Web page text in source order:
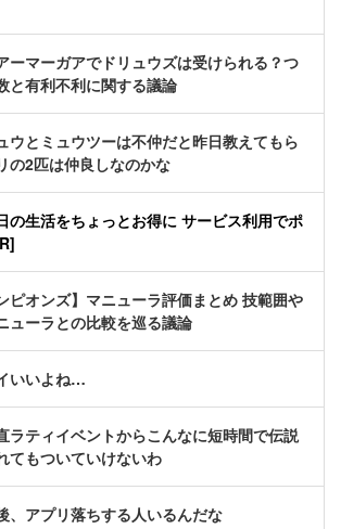
ーマーガアでドリュウズは受けられる？つ
と有利不利に関する議論
ウとミュウツーは不仲だと昨日教えてもら
の2匹は仲良しなのかな
の生活をちょっとお得に サービス利用でポ
ピオンズ】マニューラ評価まとめ 技範囲や
ューラとの比較を巡る議論
いいよね…
ラティイベントからこんなに短時間で伝説
てもついていけないわ
、アプリ落ちする人いるんだな